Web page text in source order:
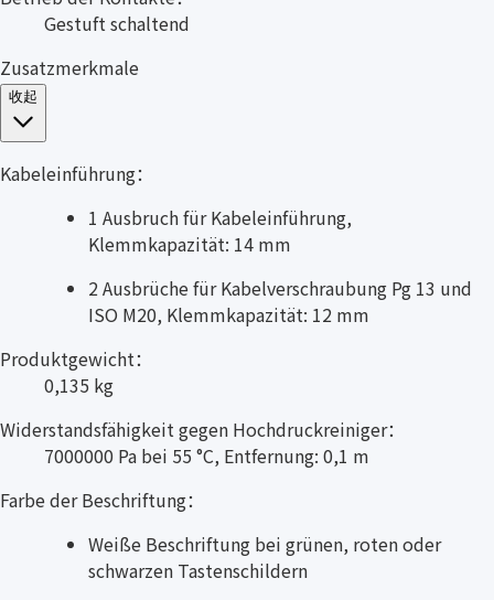
Gestuft schaltend
Zusatzmerkmale
收起
Kabeleinführung：
1 Ausbruch für Kabeleinführung,
Klemmkapazität: 14 mm
2 Ausbrüche für Kabelverschraubung Pg 13 und
ISO M20, Klemmkapazität: 12 mm
Produktgewicht：
0,135 kg
Widerstandsfähigkeit gegen Hochdruckreiniger：
7000000 Pa bei 55 °C, Entfernung: 0,1 m
Farbe der Beschriftung：
Weiße Beschriftung bei grünen, roten oder
schwarzen Tastenschildern